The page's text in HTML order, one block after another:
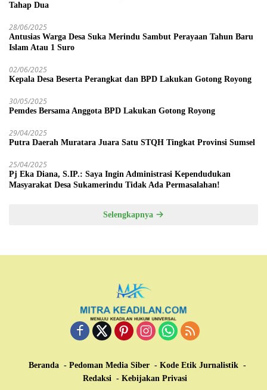
Tahap Dua
28/06/2025
Antusias Warga Desa Suka Merindu Sambut Perayaan Tahun Baru
Islam Atau 1 Suro
02/06/2025
Kepala Desa Beserta Perangkat dan BPD Lakukan Gotong Royong
30/05/2025
Pemdes Bersama Anggota BPD Lakukan Gotong Royong
29/04/2025
Putra Daerah Muratara Juara Satu STQH Tingkat Provinsi Sumsel
25/04/2025
Pj Eka Diana, S.IP.: Saya Ingin Administrasi Kependudukan
Masyarakat Desa Sukamerindu Tidak Ada Permasalahan!
Selengkapnya
Beranda Pedoman Media Siber
Kode Etik Jurnalistik
Redaksi
Kebijakan Privasi